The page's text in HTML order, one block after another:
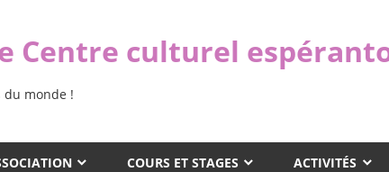
Centre culturel
du monde !
COURS ET STAGES ACTIVITÉS